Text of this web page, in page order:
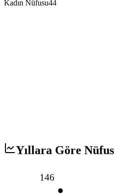
Kadın Nüfusu44
Yıllara Göre Nüfus
146